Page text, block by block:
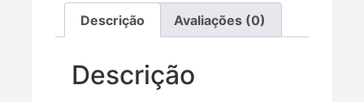
Descrição Avaliações (0)
Descrição